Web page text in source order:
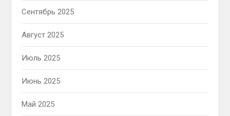
Сентябрь 2025
Август 2025
Июль 2025
Июнь 2025
Май 2025